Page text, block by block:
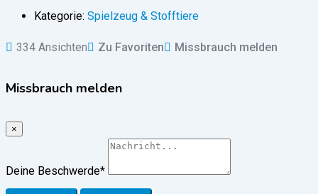
Kategorie: Spielzeug & Stofftiere
334 Ansichten Zu Favoriten Missbrauch melden
Missbrauch melden
×
Deine Beschwerde*